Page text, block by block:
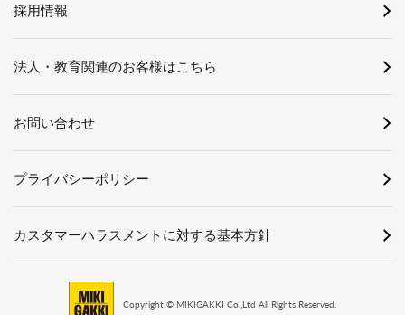
採用情報
法人・教育関連のお客様はこちら
お問い合わせ
プライバシーポリシー
カスタマーハラスメントに対する基本方針
Copyright © MIKIGAKKI Co.,Ltd All Rights Reserved.